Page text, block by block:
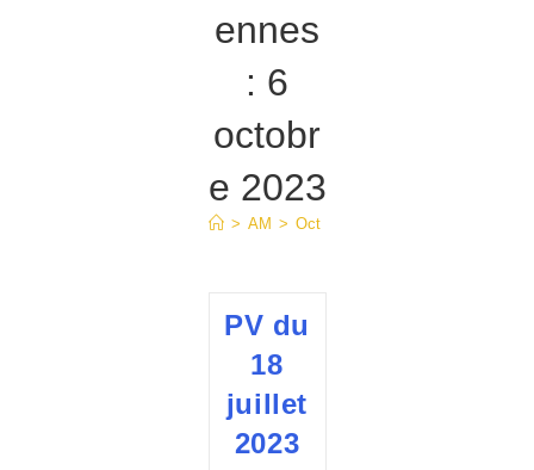
ennes
: 6
octobr
e 2023
> AM > Oct
PV du
18
juillet
2023